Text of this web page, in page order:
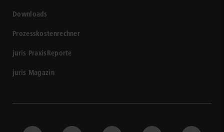
Downloads
Prozesskostenrechner
juris PraxisReporte
juris Magazin